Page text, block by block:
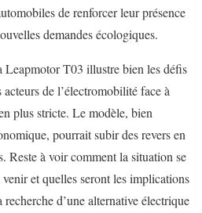
de renforcer leur présence
demandes écologiques.
Leapmotor T03 illustre bien les défis
de l’électromobilité face à
plus stricte. Le modèle, bien
pourrait subir des revers en
Reste à voir comment la situation se
et quelles seront les implications
d’une alternative électrique